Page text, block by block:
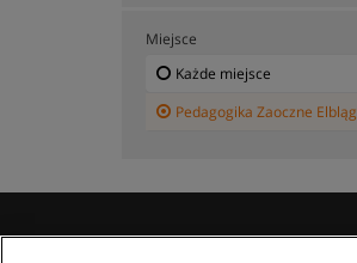
Miejsce
Każde miejsce
Pedagogika Zaoczne Elbląg